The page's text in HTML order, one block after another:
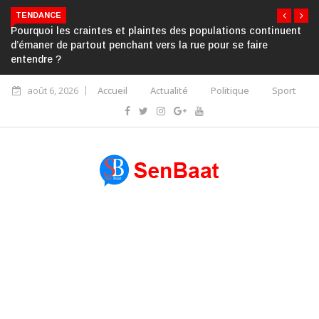
TENDANCE
Pourquoi les craintes et plaintes des populations continuent
d’émaner de partout penchant vers la rue pour se faire
entendre ?
août 6, 2026 Accueil Actualité Politique Sport